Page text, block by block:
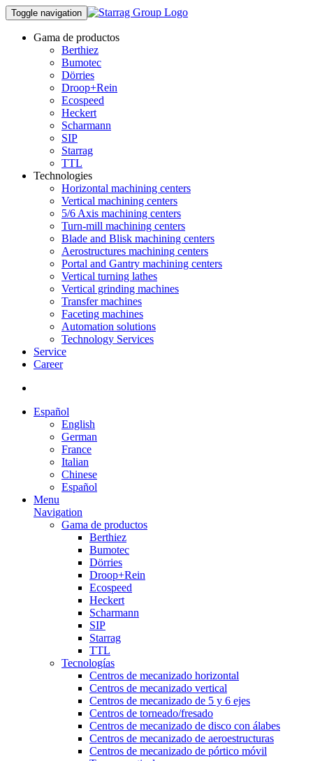
Toggle navigation
Gama de productos
Berthiez
Bumotec
Dörries
Droop+Rein
Ecospeed
Heckert
Scharmann
SIP
Starrag
TTL
Technologies
Horizontal machining centers
Vertical machining centers
5/6 Axis machining centers
Turn-mill machining centers
Blade and Blisk machining centers
Aerostructures machining centers
Portal and Gantry machining centers
Vertical turning lathes
Vertical grinding machines
Transfer machines
Faceting machines
Automation solutions
Technology Services
Service
Career
Español
English
German
France
Italian
Chinese
Español
Menu
Navigation
Gama de productos
Berthiez
Bumotec
Dörries
Droop+Rein
Ecospeed
Heckert
Scharmann
SIP
Starrag
TTL
Tecnologías
Centros de mecanizado horizontal
Centros de mecanizado vertical
Centros de mecanizado de 5 y 6 ejes
Centros de torneado/fresado
Centros de mecanizado de disco con álabes
Centros de mecanizado de aeroestructuras
Centros de mecanizado de pórtico móvil